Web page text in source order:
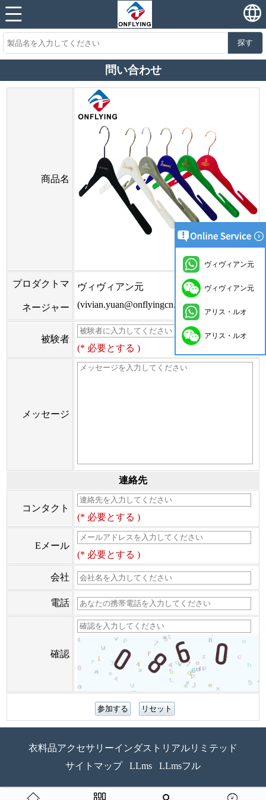
探す
問い合わせ
商品名
プロダクトマ
ネージャー
ヴィヴィアン元
(vivian.yuan@onflyingcn.com)
被験者
(* 必要とする )
メッセージ
連絡先
コンタクト
(* 必要とする )
Eメール
(* 必要とする )
会社
電話
確認
衣料品アクセサリーインダストリアルリミテッド
サイトマップ
LLms LLmsフル
ヴィヴィアン元
ヴィヴィアン元
アリス・ルオ
アリス・ルオ